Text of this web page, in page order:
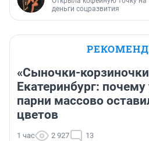
деньги соцразвития
«Сыночки-
Екатеринбург: почему
парни массово
цветов
1 час 2 927 13